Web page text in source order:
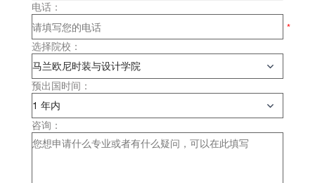
电话：
选择院校：
预出国时间：
咨询：